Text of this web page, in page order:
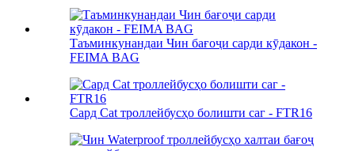
Таъминкунандаи Чин бағоҷи сарди кӯдакон -
FEIMA BAG
Сард Cat троллейбусҳо болишти саг - FTR16